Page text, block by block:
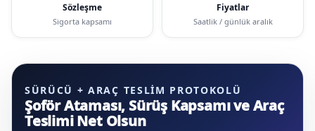
Sözleşme
Sigorta kapsamı
Fiyatlar
Saatlik / günlük aralık
SÜRÜCÜ + ARAÇ TESLIM PROTOKOLÜ
Şoför Ataması, Sürüş Kapsamı ve Araç
Teslimi Net Olsun